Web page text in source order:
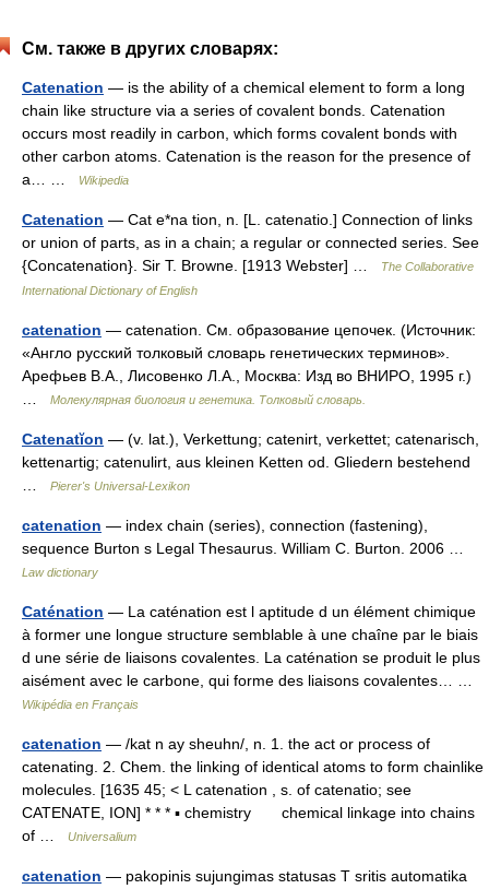
См. также в других словарях:
Catenation — is the ability of a chemical element to form a long
chain like structure via a series of covalent bonds. Catenation
occurs most readily in carbon, which forms covalent bonds with
other carbon atoms. Catenation is the reason for the presence of
a… …
Wikipedia
Catenation — Cat e*na tion, n. [L. catenatio.] Connection of links
or union of parts, as in a chain; a regular or connected series. See
{Concatenation}. Sir T. Browne. [1913 Webster] …
The Collaborative
International Dictionary of English
catenation — catenation. См. образование цепочек. (Источник:
«Англо русский толковый словарь генетических терминов».
Арефьев В.А., Лисовенко Л.А., Москва: Изд во ВНИРО, 1995 г.)
Молекулярная биология и генетика. Толковый словарь.
Catenatĭon — (v. lat.), Verkettung; catenirt, verkettet; catenarisch,
kettenartig; catenulirt, aus kleinen Ketten od. Gliedern bestehend
Pierer's Universal-Lexikon
catenation — index chain (series), connection (fastening),
sequence Burton s Legal Thesaurus. William C. Burton. 2006 …
Law dictionary
Caténation — La caténation est l aptitude d un élément chimique
à former une longue structure semblable à une chaîne par le biais
d une série de liaisons covalentes. La caténation se produit le plus
aisément avec le carbone, qui forme des liaisons covalentes… …
Wikipédia en Français
catenation — /kat n ay sheuhn/, n. 1. the act or process of
catenating. 2. Chem. the linking of identical atoms to form chainlike
molecules. [1635 45; < L catenation , s. of catenatio; see
CATENATE, ION] * * * ▪ chemistry chemical linkage into chains
of …
Universalium
catenation — pakopinis sujungimas statusas T sritis automatika